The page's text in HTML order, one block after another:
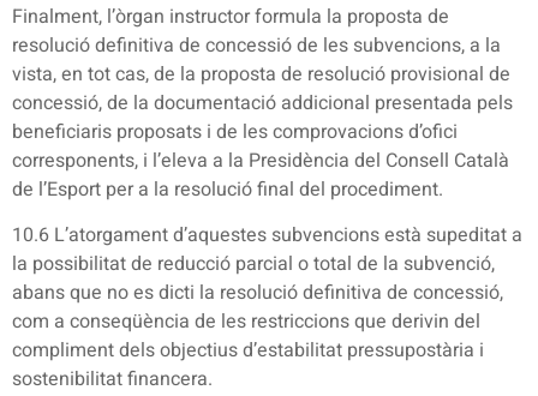
Finalment, l’òrgan instructor formula la proposta de
resolució definitiva de concessió de les subvencions, a la
vista, en tot cas, de la proposta de resolució provisional de
concessió, de la documentació addicional presentada pels
beneficiaris proposats i de les comprovacions d’ofici
corresponents, i l’eleva a la Presidència del Consell Català
de l’Esport per a la resolució final del procediment.
10.6 L’atorgament d’aquestes subvencions està supeditat a
la possibilitat de reducció parcial o total de la subvenció,
abans que no es dicti la resolució definitiva de concessió,
com a conseqüència de les restriccions que derivin del
compliment dels objectius d’estabilitat pressupostària i
sostenibilitat financera.